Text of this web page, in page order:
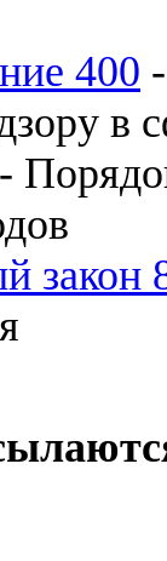
400
в
-
закон